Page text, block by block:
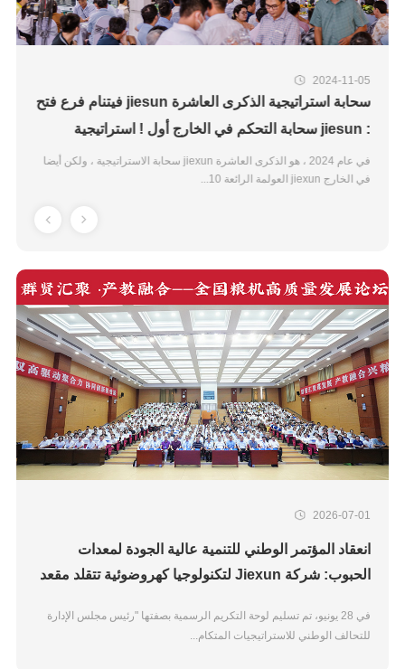
2024-11-05
سحابة استراتيجية الذكرى العاشرة jiesun فيتنام فرع فتح
: jiesun سحابة التحكم في الخارج أول ! استراتيجية
العولمة خطوة قوية !
في عام 2024 ، هو الذكرى العاشرة jiexun سحابة الاستراتيجية ، ولكن أيضا
في الخارج jiexun العولمة الرائعة 10...
2026-07-01
انعقاد المؤتمر الوطني للتنمية عالية الجودة لمعدات
الحبوب: شركة Jiexun لتكنولوجيا كهروضوئية تتقلد مقعد
في 28 يونيو، تم تسليم لوحة التكريم الرسمية بصفتها "رئيس مجلس الإدارة
للتحالف الوطني للاستراتيجيات المتكام...